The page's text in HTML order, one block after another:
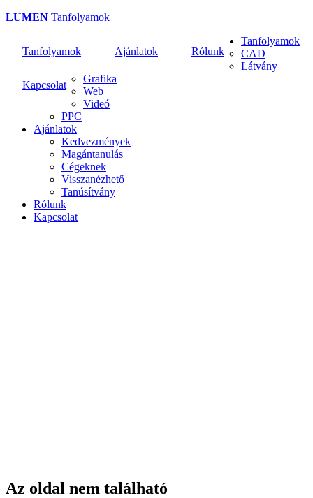
Ugrás
LUMEN Tanfolyamok
Tanfolyamok Ajánlatok Rólunk
Kapcsolat
Main
menu
beloldal
Tanfolyamok
CAD
Látvány
Grafika
Web
Videó
PPC
Ajánlatok
Kedvezmények
Magántanulás
Cégeknek
Visszanézhető
Tanúsítvány
Rólunk
Kapcsolat
Az oldal nem található